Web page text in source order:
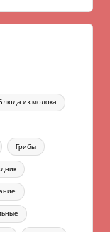
из молока
Грибы